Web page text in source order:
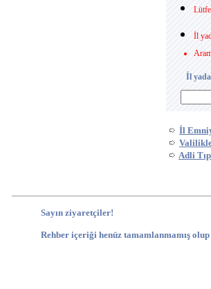
İl
İl yada
İl
Adli
Sayın ziyaretçiler!
Rehber içeriği henüz tamamlanmamış olup en